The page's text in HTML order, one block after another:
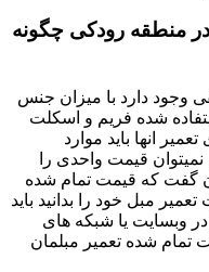
منطقه رودکی چگونه
وجود دارد با میزان جنس
شده فریم و اسکلت
انها باید موارد
قیمت واحدی را
گفت که قیمت تمام شده
مبل خود را بدانید باید
وبسایت یا شبکه های
تمام شده تعمیر مبلمان